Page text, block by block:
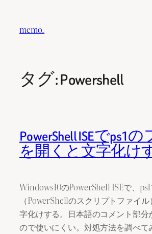
memo.
タグ:Powershell
PowerShell ISEでps1
を開くと文字化け
Windows10のPowerShell ISEで、
（PowerShellのスクリプトファイ
字化けする。日本語のコメント部分
ので使いにくい。対処方法を調べて